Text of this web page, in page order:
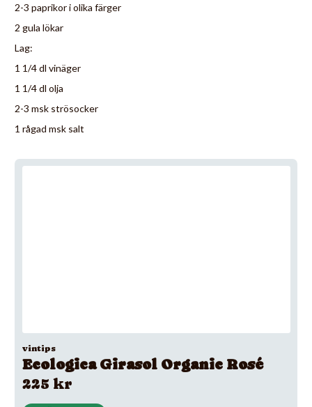
2-3 paprikor i olika färger
2 gula lökar
Lag:
1 1/4 dl vinäger
1 1/4 dl olja
2-3 msk strösocker
1 rågad msk salt
vintips
Ecologica Girasol Organic Rosé
225 kr